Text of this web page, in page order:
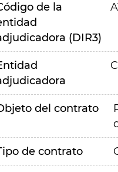
de la
(DIR3)
del contrato
de contrato